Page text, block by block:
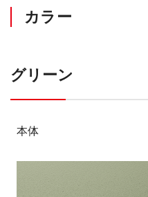
カラー
グリーン
本体